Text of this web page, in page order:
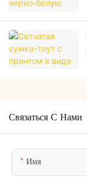
Связаться С Нами
Имя